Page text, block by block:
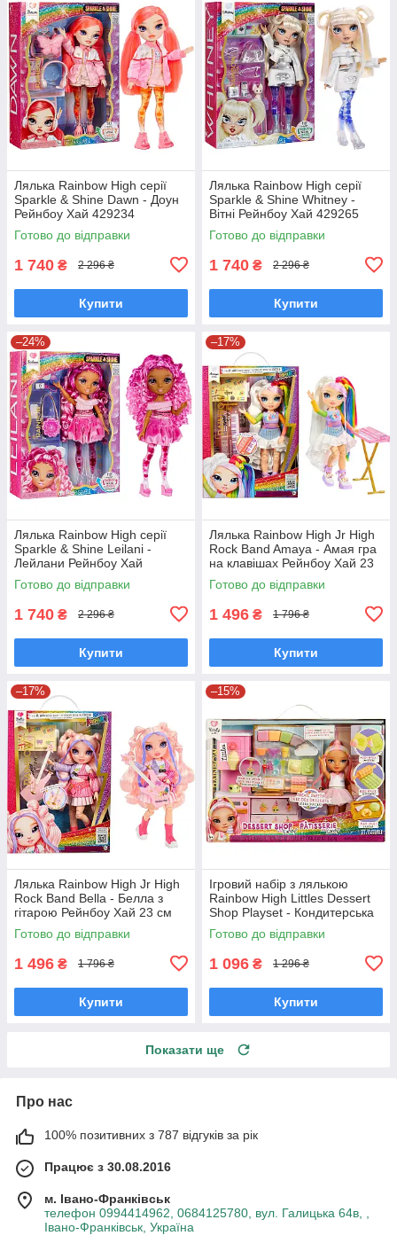
Лялька Rainbow High серії
Sparkle & Shine Dawn - Доун
Рейнбоу Хай 429234
Готово до відправки
1 740 ₴ 2 296 ₴
Купити
Лялька Rainbow High серії
Sparkle & Shine Whitney -
Вітні Рейнбоу Хай 429265
Готово до відправки
1 740 ₴ 2 296 ₴
Купити
–24%
Лялька Rainbow High серії
Sparkle & Shine Leilani -
Лейлани Рейнбоу Хай
429258
Готово до відправки
1 740 ₴ 2 296 ₴
Купити
–17%
Лялька Rainbow High Jr High
Rock Band Amaya - Амая гра
на клавішах Рейнбоу Хай 23
см 565772
Готово до відправки
1 496 ₴ 1 796 ₴
Купити
–17%
Лялька Rainbow High Jr High
Rock Band Bella - Белла з
гітарою Рейнбоу Хай 23 см
565659
Готово до відправки
1 496 ₴ 1 796 ₴
Купити
–15%
Ігровий набір з лялькою
Rainbow High Littles Dessert
Shop Playset - Кондитерська
Кенді 522058
Готово до відправки
1 096 ₴ 1 296 ₴
Купити
Показати ще
Про нас
100% позитивних з 787 відгуків за рік
Працює з 30.08.2016
м. Івано-Франківськ
телефон 0994414962, 0684125780, вул. Галицька 64в, ,
Івано-Франківськ, Україна